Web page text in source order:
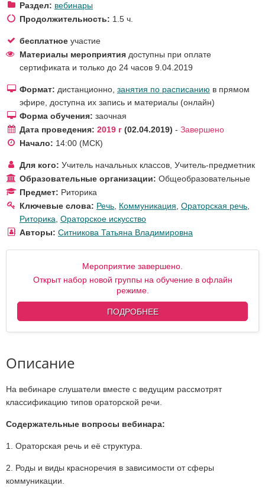
Раздел: вебинары
Продолжительность: 1.5 ч.
бесплатное участие
Материалы мероприятия доступны при оплате
сертификата и только до 24 часов 9.04.2019
Формат: дистанционно, занятия по расписанию в прямом
эфире, доступна их запись и материалы (онлайн)
Форма обучения: заочная
Дата проведения: 2019 г 02.04.2019 - Завершено
Начало: 14:00 (МСК)
Для кого: Учитель начальных классов, Учитель-предметник
Образовательные организации: Общеобразовательные
Предмет: Риторика
Ключевые слова: Речь, Коммуникация, Ораторская речь,
Риторика, Ораторское искусство
Авторы: Ситникова Татьяна Владимировна
Мероприятие завершено.
Открыт набор новой группы на обучение в офлайн
режиме.
ПОДРОБНЕЕ
Описание
На вебинаре слушатели вместе с ведущим рассмотрят
классификацию типов ораторской речи.
Содержательные вопросы вебинара:
1. Ораторская речь и её структура.
2. Роды и виды красноречия в зависимости от сферы
коммуникации.